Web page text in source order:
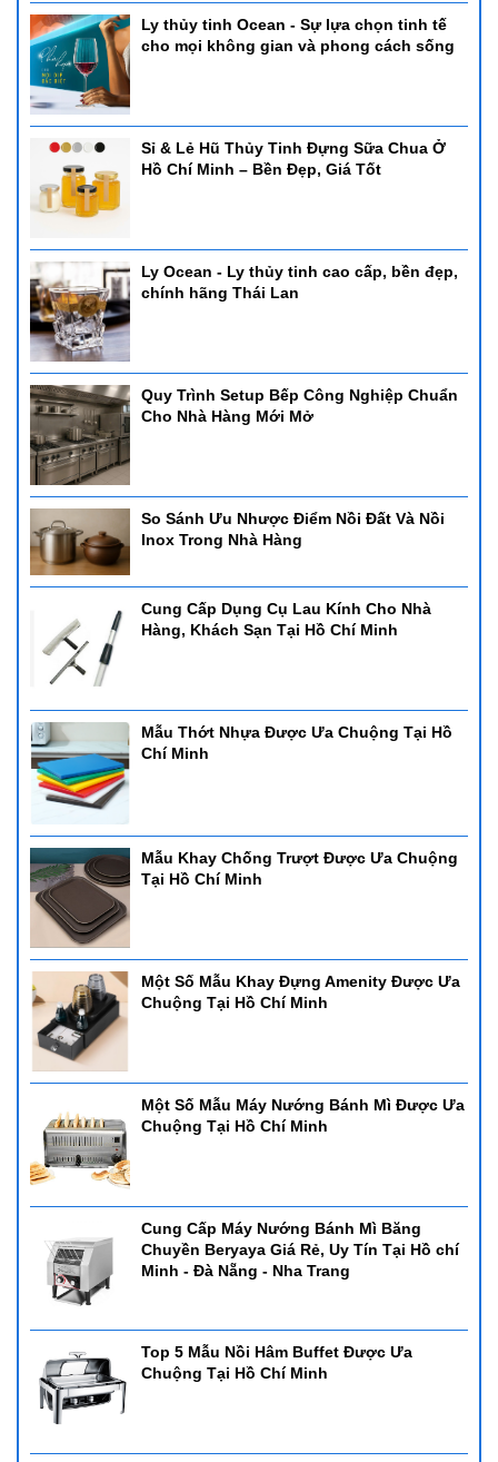
Ly thủy tinh Ocean - Sự lựa chọn tinh tế
cho mọi không gian và phong cách sống
Sỉ & Lẻ Hũ Thủy Tinh Đựng Sữa Chua Ở
Hồ Chí Minh – Bền Đẹp, Giá Tốt
Ly Ocean - Ly thủy tinh cao cấp, bền đẹp,
chính hãng Thái Lan
Quy Trình Setup Bếp Công Nghiệp Chuẩn
Cho Nhà Hàng Mới Mở
So Sánh Ưu Nhược Điểm Nồi Đất Và Nồi
Inox Trong Nhà Hàng
Cung Cấp Dụng Cụ Lau Kính Cho Nhà
Hàng, Khách Sạn Tại Hồ Chí Minh
Mẫu Thớt Nhựa Được Ưa Chuộng Tại Hồ
Chí Minh
Mẫu Khay Chống Trượt Được Ưa Chuộng
Tại Hồ Chí Minh
Một Số Mẫu Khay Đựng Amenity Được Ưa
Chuộng Tại Hồ Chí Minh
Một Số Mẫu Máy Nướng Bánh Mì Được Ưa
Chuộng Tại Hồ Chí Minh
Cung Cấp Máy Nướng Bánh Mì Băng
Chuyền Beryaya Giá Rẻ, Uy Tín Tại Hồ chí
Minh - Đà Nẵng - Nha Trang
Top 5 Mẫu Nồi Hâm Buffet Được Ưa
Chuộng Tại Hồ Chí Minh